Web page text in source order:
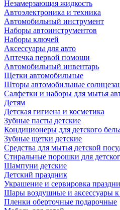
Незамерзающая жидкость
Автоэлектроника и техника
Автомобильный инструмент
Наборы автоинструментов
Наборы ключей
Аксессуары для авто
Аптечка первой помощи
Автомобильный инвентарь
Щетки автомобильные
Шторы автомобильные
Салфетки и наборы для мытья
Детям
Детская гигиена и косметика
Зубные пасты детские
Кондиционеры для детского
Зубные щетки детские
Средства для мытья детской
Стиральные порошки для
Шампуни детские
Детский праздник
Украшение и сервировка
Шары воздушные и аксессуары
Пленки оберточные подарочные